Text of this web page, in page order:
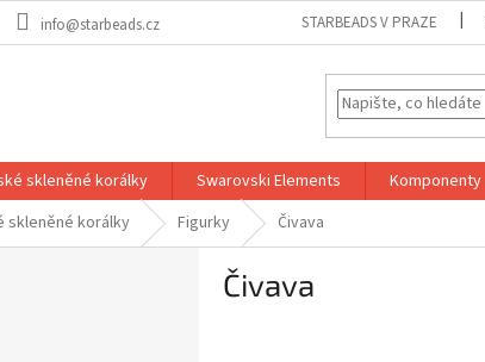
info@starbeads.cz STARBEADS V PRAZE
skleněné korálky Swarovski Elements Komponenty
skleněné korálky Figurky Čivava
Čivava